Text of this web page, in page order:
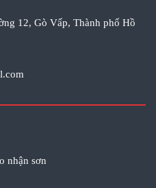
12, Gò Vấp, Thành phố Hồ
nhận sơn